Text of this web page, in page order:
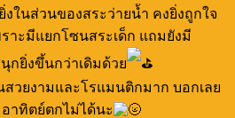
ในส่วนของสระว่ายน้ำ คงยิ่งถูกใจ
ราะมีแยกโซนสระเด็ก แถมยังมี
นุกยิ่งขึ้นกว่าเดิมด้วย
วยงามและโรแมนติกมาก บอกเลย
าทิตย์ตกไม่ได้นะ